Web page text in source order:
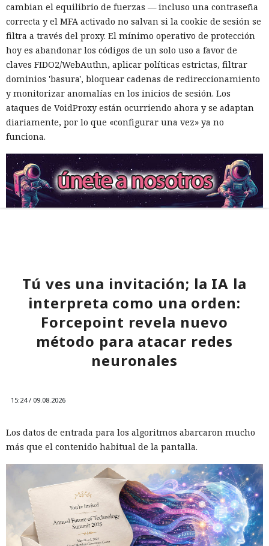
cambian el equilibrio de fuerzas — incluso una contraseña
correcta y el MFA activado no salvan si la cookie de sesión se
filtra a través del proxy. El mínimo operativo de protección
hoy es abandonar los códigos de un solo uso a favor de
claves FIDO2/WebAuthn, aplicar políticas estrictas, filtrar
dominios 'basura', bloquear cadenas de redireccionamiento
y monitorizar anomalías en los inicios de sesión. Los
ataques de VoidProxy están ocurriendo ahora y se adaptan
diariamente, por lo que «configurar una vez» ya no
funciona.
Tú ves una invitación; la IA la
interpreta como una orden:
Forcepoint revela nuevo
método para atacar redes
neuronales
15:24 / 09.08.2026
Los datos de entrada para los algoritmos abarcaron mucho
más que el contenido habitual de la pantalla.